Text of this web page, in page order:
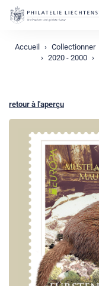
Accueil Collectionner
2020 - 2000
retour à l'aperçu